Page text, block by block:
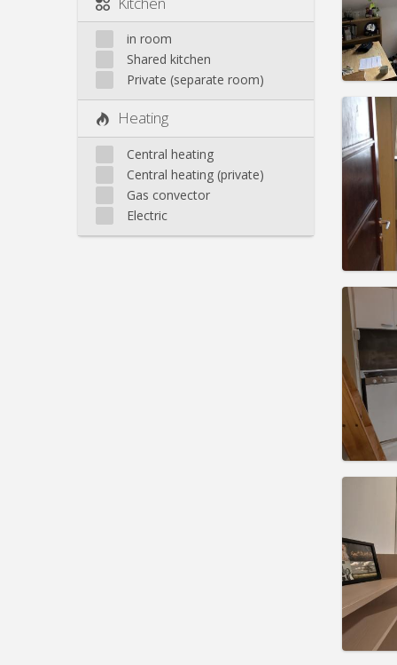
in room
Shared kitchen
Private (separate room)
Heating
Central heating
Central heating (private)
Gas convector
Electric
Rent:
Rent:
Charges:
Rent:
Rent: